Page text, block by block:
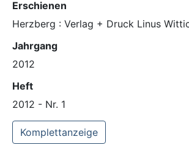
Erschienen
Herzberg : Verlag + Druck Linus
Jahrgang
2012
Heft
2012 - Nr. 1
Komplettanzeige